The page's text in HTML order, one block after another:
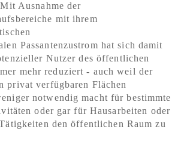
Ausnahme der
mit ihrem
Passantenzustrom hat sich damit
Nutzer des öffentlichen
mehr reduziert - auch weil der
privat verfügbaren Flächen
notwendig macht für bestimmte
oder gar für Hausarbeiten oder
den öffentlichen Raum zu